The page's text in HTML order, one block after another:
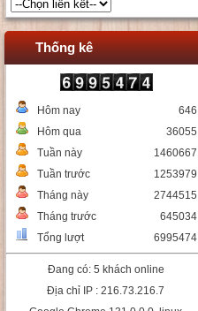
Thống kê
Hôm nay
646
Hôm qua
36055
Tuần này
1460667
Tuần trước
1253979
Tháng này
2744515
Tháng trước
645034
Tổng lượt
6995474
Đang có: 5 khách online
Địa chỉ IP : 216.73.216.7